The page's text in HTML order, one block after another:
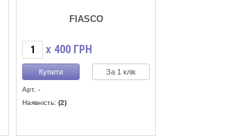
FIASCO
X 400 ГРН
За 1 клік
Арт. -
Наявність:(2)